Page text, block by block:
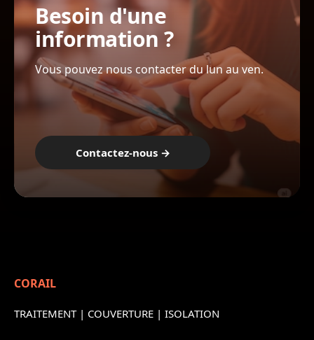
Besoin d'une
information ?
Vous pouvez nous contacter du lun au ven.
Contactez-nous →
CORAIL
TRAITEMENT| COUVERTURE | ISOLATION